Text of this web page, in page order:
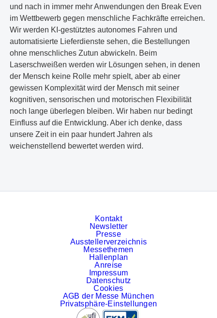
und nach in immer mehr Anwendungen den Break Even
im Wettbewerb gegen menschliche Fachkräfte erreichen.
Wir werden KI-gestütztes autonomes Fahren und
automatisierte Lieferdienste sehen, die Bestellungen
ohne menschliches Zutun abwickeln. Beim
Laserschweißen werden wir Lösungen sehen, in denen
der Mensch keine Rolle mehr spielt, aber ab einer
gewissen Komplexität wird der Mensch mit seiner
kognitiven, sensorischen und motorischen Flexibilität
noch lange überlegen bleiben. Wir haben nur bedingt
Einfluss auf die Entwicklung. Aber ich denke, dass
unsere Zeit in ein paar hundert Jahren als
weichenstellend bewertet werden wird.
Kontakt
Newsletter
Presse
Ausstellerverzeichnis
Messethemen
Hallenplan
Anreise
Impressum
Datenschutz
Cookies
AGB der Messe München
Privatsphäre-Einstellungen